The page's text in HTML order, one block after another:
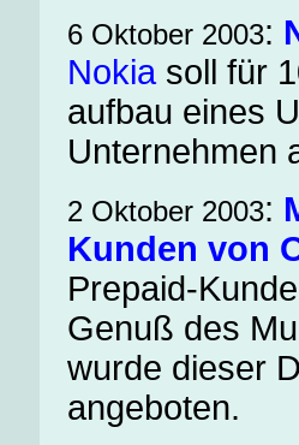
6 Oktober 2003:
Nokiasoll für
aufbau eines
Unternehmen
2 Oktober 2003:
Kunden von
Prepaid-
Genuß des
wurde dieser
angeboten.